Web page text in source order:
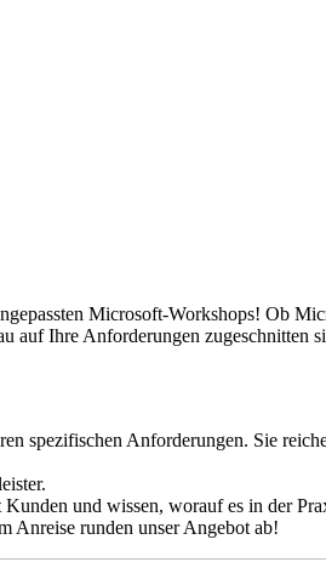
Microsoft-Workshops! Ob
Ihre Anforderungen zugeschnitten
spezifischen Anforderungen. Sie
und wissen, worauf es in der
Anreise runden unser Angebot ab!